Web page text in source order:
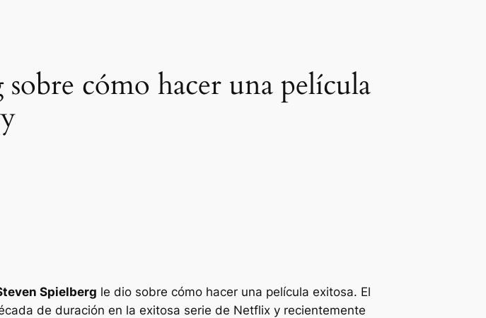
cómo hacer una película
Spielberg le dio sobre cómo hacer una película exitosa. El
de duración en la exitosa serie de Netflix y recientemente